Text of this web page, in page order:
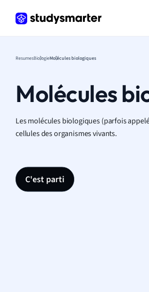
ResumesBiologieMolécules biologiques
Molécules
Les molécules biologiques (parfois
cellules des organismes vivants.
C'est parti